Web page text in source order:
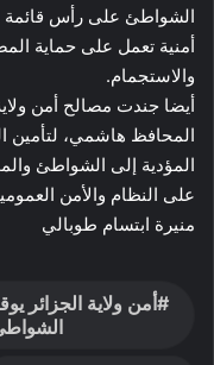
الشواطئ على رأس قائمة
أمنية تعمل على حماية
والاستجمام.
أيضا جندت مصالح أمن
المحافظ هاشمي، لتأمين
المؤدية إلى الشواطئ
على النظام والأمن
منيرة ابتسام طوبالي